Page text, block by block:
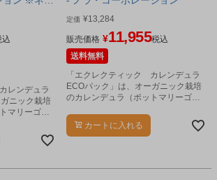
込
レンデュラ
ニック栽培
マリーゴー
ハーブ加工
定価 ¥13,284
販売価格 ¥11,955税込
送料無料
「エクレクティック カレンデュラ
ECOパック」は、オーガニック栽培
のカレンデュラ（ポットマリーゴー
用したカプセルタイプのハーブ加工
製品です。
カートに入れる